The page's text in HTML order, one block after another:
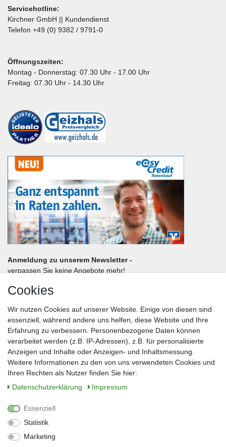
Servicehotline:
Kirchner GmbH || Kundendienst
Telefon +49 (0) 9382 / 9791-0
Öffnungszeiten:
Montag - Donnerstag: 07.30 Uhr - 17.00 Uhr
Freitag: 07.30 Uhr - 14.30 Uhr
Anmeldung zu unserem Newsletter -
verpassen Sie keine Angebote mehr!
Nachname*
E-Mail*
Sie können den Newsletter jederzeit kostenlos abbestellen.
** gilt für Lieferungen innerhalb Deutschlands, Lieferzeiten für andere Länder
entnehmen Sie bitte der Schaltfläche mit den Versandinformationen
Cookies
Wir nutzen Cookies auf unserer Website. Einige von diesen sind
essenziell, während andere uns helfen, diese Website und Ihre
Erfahrung zu verbessern. Personenbezogene Daten können
verarbeitet werden (z.B. IP-Adressen), z.B. für personalisierte
Anzeigen und Inhalte oder Anzeigen- und Inhaltsmessung.
Weitere Informationen zu den von uns verwendeten Cookies und
Ihren Rechten als Nutzer finden Sie hier:
Daten­schutz­erklärung
Impressum
Essenziell
Statistik
Marketing